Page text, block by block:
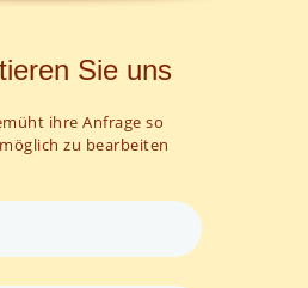
Sie uns
ihre Anfrage so
zu bearbeiten